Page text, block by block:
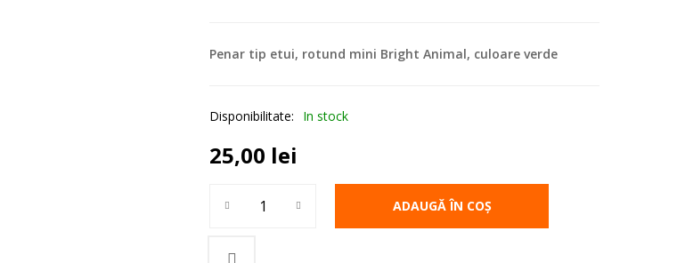
Penar tip etui, rotund mini Bright Animal, culoare verde
Disponibilitate: In stock
25,00 lei
ADAUGĂ ÎN COȘ